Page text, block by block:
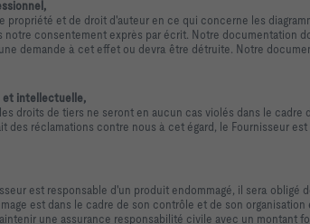
propriété et de droit d'auteur en ce qui concerne les
notre consentement exprès par écrit. Notre documentation
demande à cet effet ou devra être détruite. Notre
et intellectuelle,
droits de tiers ne seront en aucun cas violés dans le cadre
des réclamations contre nous à cet égard, le Fournisseur
est responsable d'un produit endommagé, il sera
est dans le cadre de son contrôle et de son
une assurance responsabilité civile avec un